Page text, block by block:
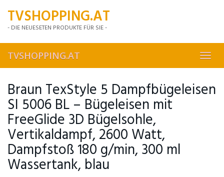
mainTVSHOPPING.AT
- DIE NEUESETEN PRODUKTE FÜR SIE -
TVSHOPPING.AT
Braun TexStyle 5 Dampfbügeleisen
SI 5006 BL – Bügeleisen mit
FreeGlide 3D Bügelsohle,
Vertikaldampf, 2600 Watt,
Dampfstoß 180 g/min, 300 ml
Wassertank, blau